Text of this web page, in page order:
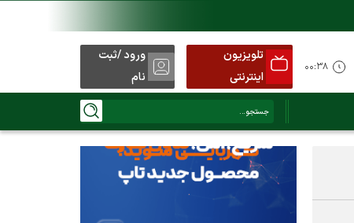
تلویزیون
اینترنتی
ورود /ثبت
نام